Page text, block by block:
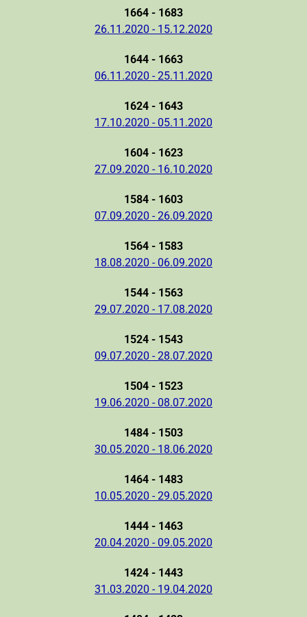
1664 - 1683
26.11.2020 - 15.12.2020
1644 - 1663
06.11.2020 - 25.11.2020
1624 - 1643
17.10.2020 - 05.11.2020
1604 - 1623
27.09.2020 - 16.10.2020
1584 - 1603
07.09.2020 - 26.09.2020
1564 - 1583
18.08.2020 - 06.09.2020
1544 - 1563
29.07.2020 - 17.08.2020
1524 - 1543
09.07.2020 - 28.07.2020
1504 - 1523
19.06.2020 - 08.07.2020
1484 - 1503
30.05.2020 - 18.06.2020
1464 - 1483
10.05.2020 - 29.05.2020
1444 - 1463
20.04.2020 - 09.05.2020
1424 - 1443
31.03.2020 - 19.04.2020